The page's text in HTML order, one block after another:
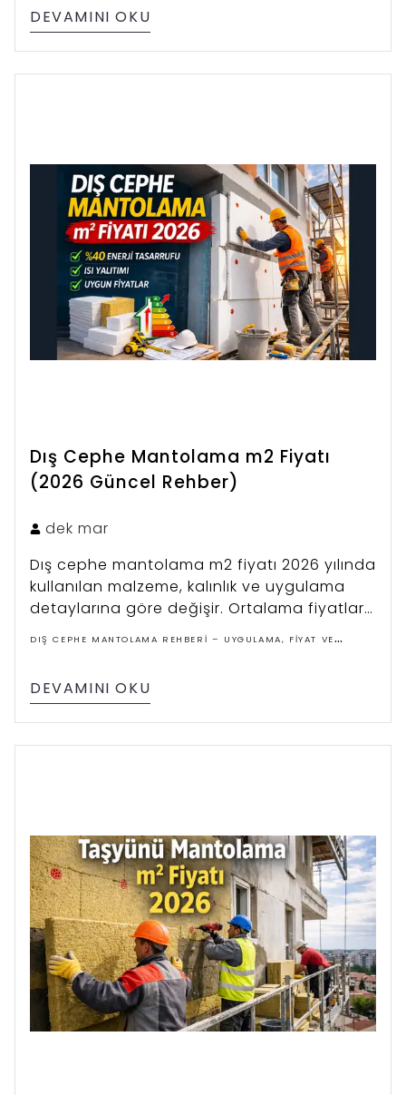
DEVAMINI OKU
Dış Cephe Mantolama m2 Fiyatı
(2026 Güncel Rehber)
dek mar
Dış cephe mantolama m2 fiyatı 2026 yılında
kullanılan malzeme, kalınlık ve uygulama
detaylarına göre değişir. Ortalama fiyatlar
ve mantolama maliyetini etkileyen faktörleri
bu rehberde öğrenebilirsiniz.
DIŞ CEPHE MANTOLAMA REHBERI – UYGULAMA, FIYAT VE
DEVAMINI OKU